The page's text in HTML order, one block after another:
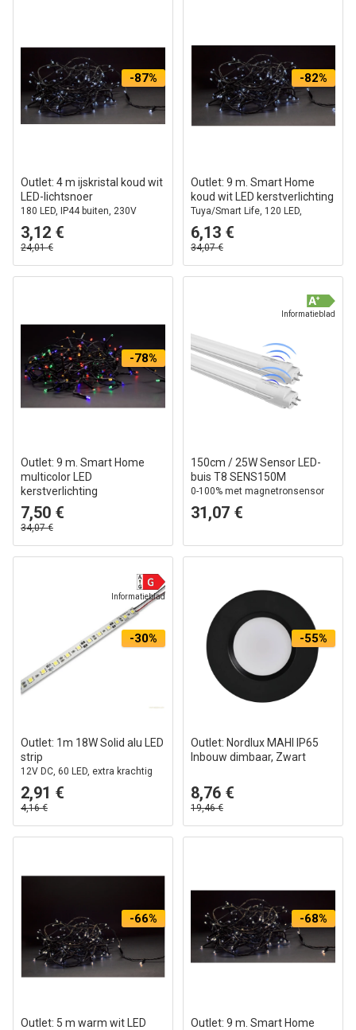
-87%
Outlet: 4 m ijskristal koud wit
LED-lichtsnoer
180 LED, IP44 buiten, 230V
3,12 €
24,01 €
-82%
Outlet: 9 m. Smart Home
koud wit LED kerstverlichting
Tuya/Smart Life, 120 LED,
Geheugenfunctie, IP44 buiten
6,13 €
34,07 €
-78%
Outlet: 9 m. Smart Home
multicolor LED
kerstverlichting
Tuya/Smart Life, 120 LED,
geheugenfunctie, IP44 buiten,
230V
7,50 €
34,07 €
Informatieblad
150cm / 25W Sensor LED-
buis T8 SENS150M
0-100% met magnetronsensor
31,07 €
Informatieblad
-30%
Outlet: 1m 18W Solid alu LED
strip
12V DC, 60 LED, extra krachtig
2,91 €
4,16 €
-55%
Outlet: Nordlux MAHI IP65
Inbouw dimbaar, Zwart
8,76 €
19,46 €
-66%
Outlet: 5 m warm wit LED
-68%
Outlet: 9 m. Smart Home